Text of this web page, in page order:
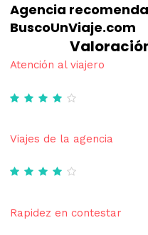
Agencia
BuscoUnViaje.com
Atención al viajero
Viajes de la agencia
Rapidez en contestar